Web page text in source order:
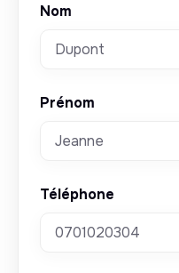
Nom
Prénom
Téléphone